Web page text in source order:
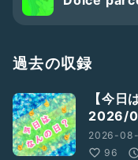
【応募期間】
#わたしの2024語りを
わからないことがあっ
いつでも聞いてみて
過去の収録
【今日
2026/
2026-
96